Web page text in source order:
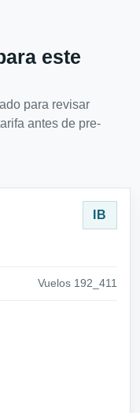
este
para revisar
antes de pre-
IB
Vuelos 192_411